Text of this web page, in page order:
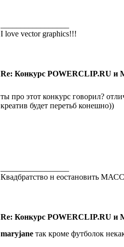
I love vector graphics!!!
Re: Конкурс POWERCLIP.RU и
ты про этот конкурс говорил?
креатив будет перетьб конешно))
Квадбратство н еостановить
Re: Конкурс POWERCLIP.RU и
maryjane так кроме футболок